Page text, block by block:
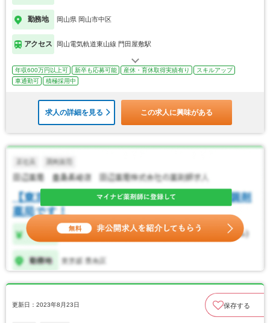
勤務地 岡山県 岡山市中区
アクセス 岡山電気軌道東山線 門田屋敷駅
年収600万円以上可 新卒も応募可能 産休・育休取得実績有り
スキルアップ
車通勤可
積極採用中
求人の詳細を見る この求人に興味がある
更新日：2023年8月23日 保存する